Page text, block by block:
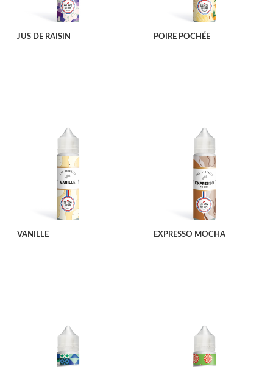
JUS DE RAISIN POIRE POCHÉE
VANILLE EXPRESSO MOCHA